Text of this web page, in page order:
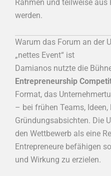
Rahmen und teilweise aus
werden.
Warum das Forum an der
„nettes Event“ ist
Damianos nutzte die
Entrepreneurship
Format, das
– bei frühen Teams,
Gründungsabsichten. Die
den Wettbewerb als eine
Entrepreneure befähigen
und Wirkung zu erzielen.